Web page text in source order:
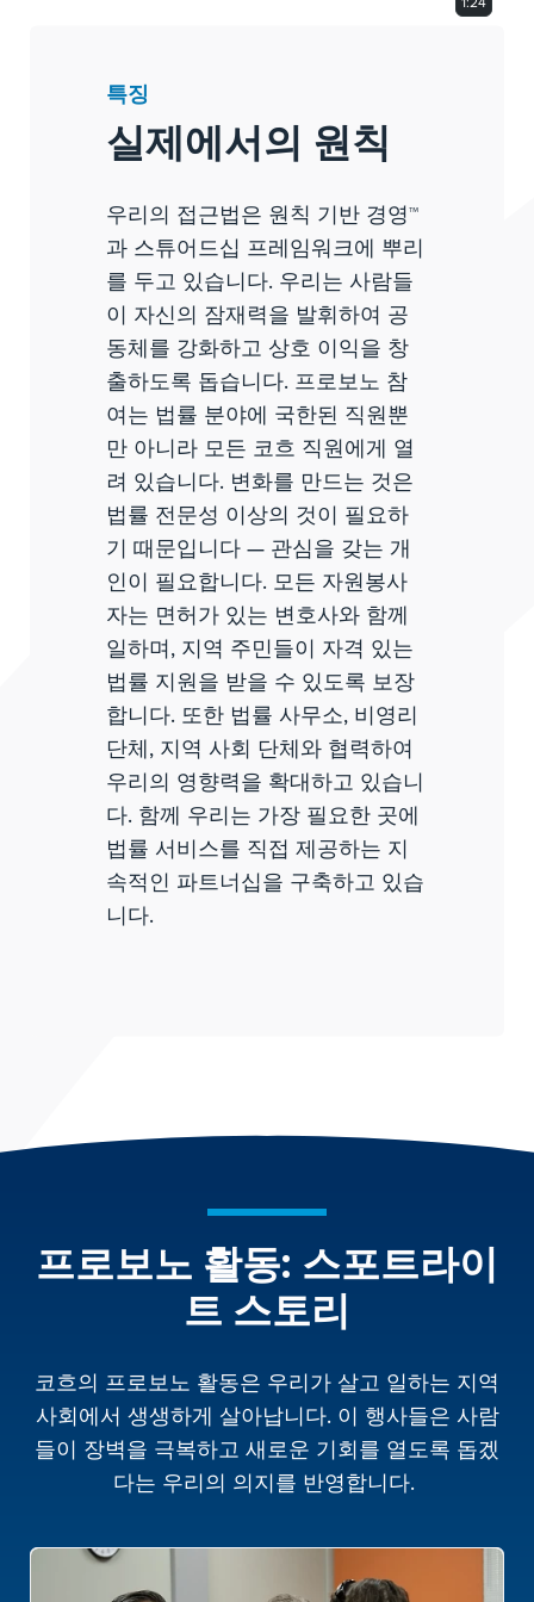
특징
실제에서의 원칙
우리의 접근법은 원칙 기반 경영™
과 스튜어드십 프레임워크에 뿌리
를 두고 있습니다. 우리는 사람들
이 자신의 잠재력을 발휘하여 공
동체를 강화하고 상호 이익을 창
출하도록 돕습니다. 프로보노 참
여는 법률 분야에 국한된 직원뿐
만 아니라 모든 코흐 직원에게 열
려 있습니다. 변화를 만드는 것은
법률 전문성 이상의 것이 필요하
기 때문입니다 — 관심을 갖는 개
인이 필요합니다. 모든 자원봉사
자는 면허가 있는 변호사와 함께
일하며, 지역 주민들이 자격 있는
법률 지원을 받을 수 있도록 보장
합니다. 또한 법률 사무소, 비영리
단체, 지역 사회 단체와 협력하여
우리의 영향력을 확대하고 있습니
다. 함께 우리는 가장 필요한 곳에
법률 서비스를 직접 제공하는 지
속적인 파트너십을 구축하고 있습
니다.
프로보노 활동: 스포트라이
트 스토리
코흐의 프로보노 활동은 우리가 살고 일하는 지역
사회에서 생생하게 살아납니다. 이 행사들은 사람
들이 장벽을 극복하고 새로운 기회를 열도록 돕겠
다는 우리의 의지를 반영합니다.